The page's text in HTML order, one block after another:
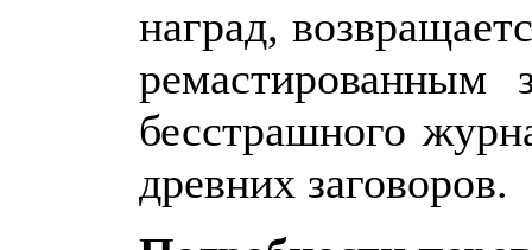
наград,
ремастированным
бесстрашного
древних заговоров.